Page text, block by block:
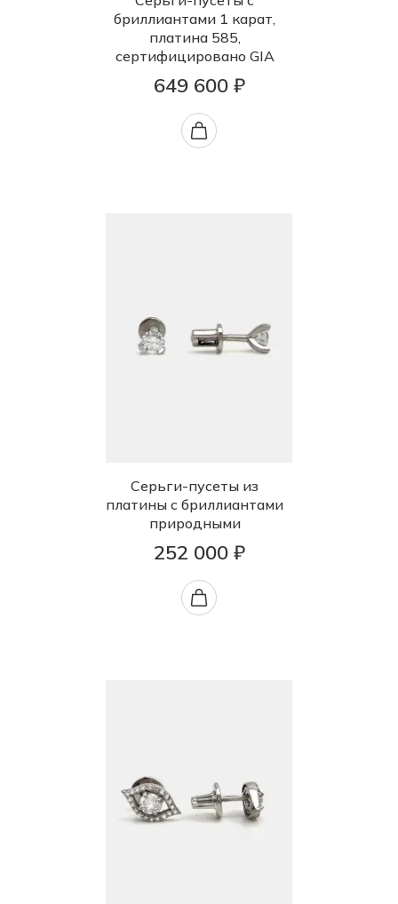
бриллиантами 1 карат,
платина 585,
сертифицировано GIA
649 600 ₽
Серьги-пусеты из
платины с бриллиантами
природными
252 000 ₽